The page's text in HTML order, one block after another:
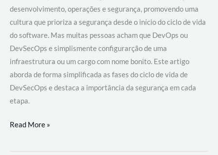
desenvolvimento, operações e segurança, promovendo uma
cultura que prioriza a segurança desde o início do ciclo de vida
do software. Mas muitas pessoas acham que DevOps ou
DevSecOps e simplismente configurarção de uma
infraestrutura ou um cargo com nome bonito. Este artigo
aborda de forma simplificada as fases do ciclo de vida de
DevSecOps e destaca a importância da segurança em cada
etapa.
DevSecOps
Prática:
Read More »